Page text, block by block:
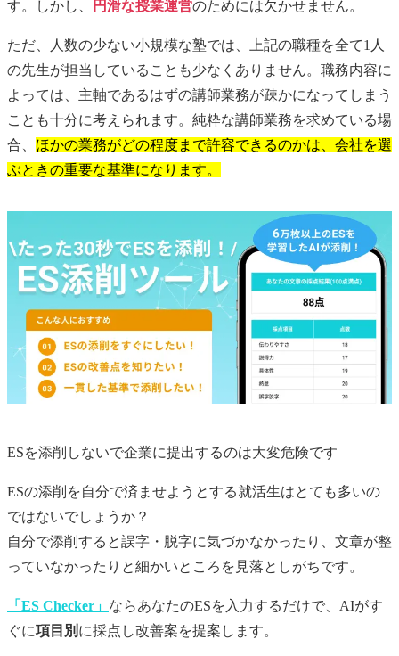
す。しかし、 円滑な授業運営のためには欠かせません。
ただ、人数の少ない小規模な塾では、上記の職種を全て1人
の先生が担当していることも少なくありません。職務内容に
よっては、主軸であるはずの講師業務が疎かになってしまう
ことも十分に考えられます。純粋な講師業務を求めている場
合、 ほかの業務がどの程度まで許容できるのかは、会社を選
ぶときの重要な基準になります。
ESを添削しないで企業に提出するのは大変危険です
ESの添削を自分で済ませようとする就活生はとても多いの
ではないでしょうか？
自分で添削すると誤字・脱字に気づかなかったり、文章が整
っていなかったりと細かいところを見落としがちです。
「ES Checker」 ならあなたのESを入力するだけで、AIがす
ぐに項目別 に採点し改善案を提案します。